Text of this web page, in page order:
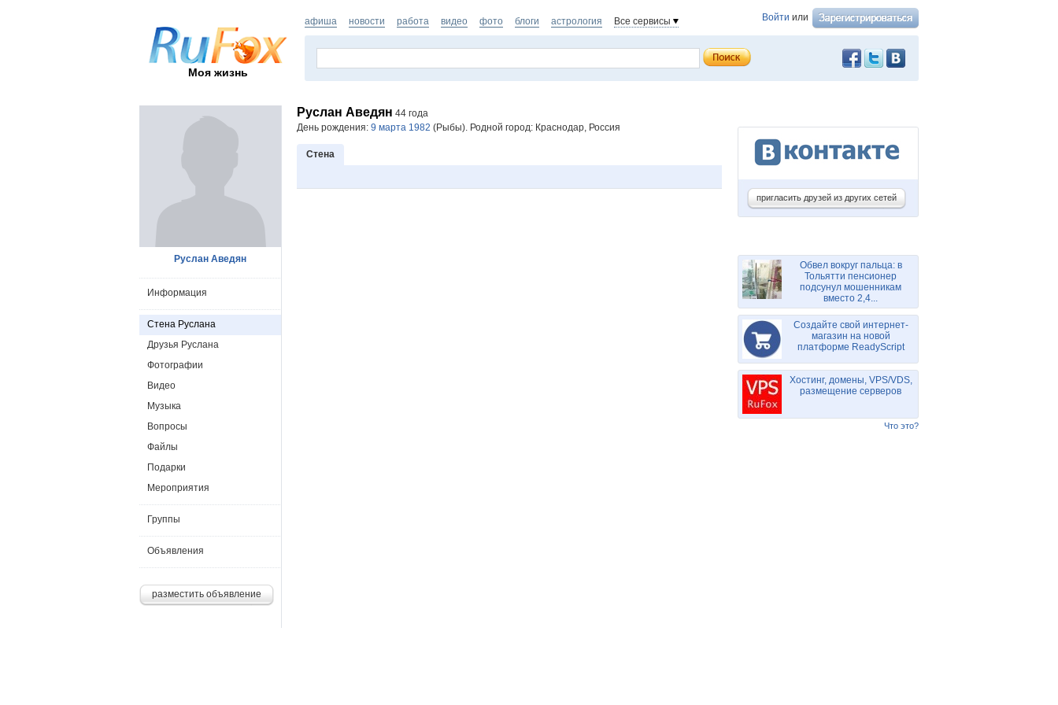
Моя жизнь
Войти или
афиша новости работа видео фото блоги астрология Все сервисы
Руслан Аведян 44 года
День рождения: 9 марта 1982 (Рыбы). Родной город: Краснодар, Россия
Стена
Руслан Аведян
Информация
Стена Руслана
Друзья Руслана
Фотографии
Видео
Музыка
Вопросы
Файлы
Подарки
Мероприятия
Группы
Объявления
разместить объявление
пригласить друзей из других сетей
Обвел вокруг пальца: в
Тольятти пенсионер
подсунул мошенникам
вместо 2,4...
Создайте свой интернет-
магазин на новой
платформе ReadyScript
Хостинг, домены, VPS/VDS,
размещение серверов
Что это?